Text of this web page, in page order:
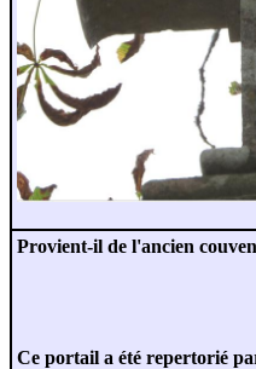
Provient-il de l'ancien
Ce portail a été repertorié